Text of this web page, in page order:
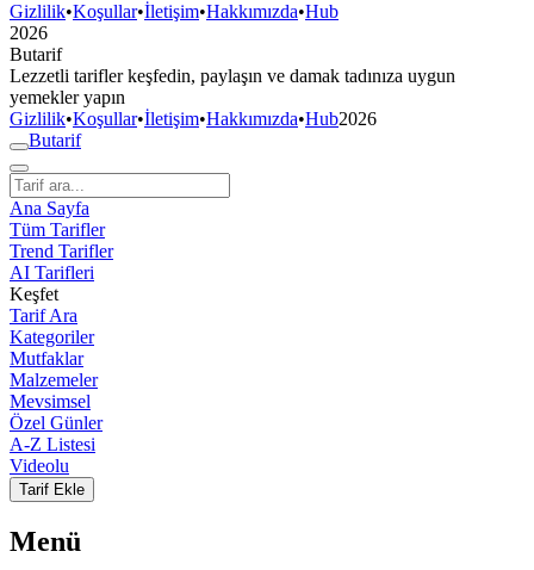
Gizlilik•Koşullar•İletişim•Hakkımızda•Hub
2026
Butarif
Lezzetli tarifler keşfedin, paylaşın ve damak tadınıza uygun
yemekler yapın
Gizlilik•Koşullar•İletişim•Hakkımızda•Hub2026
Butarif
Ana Sayfa
Tüm Tarifler
Trend Tarifler
AI Tarifleri
Keşfet
Tarif Ara
Kategoriler
Mutfaklar
Malzemeler
Mevsimsel
Özel Günler
A-Z Listesi
Videolu
Tarif Ekle
Menü